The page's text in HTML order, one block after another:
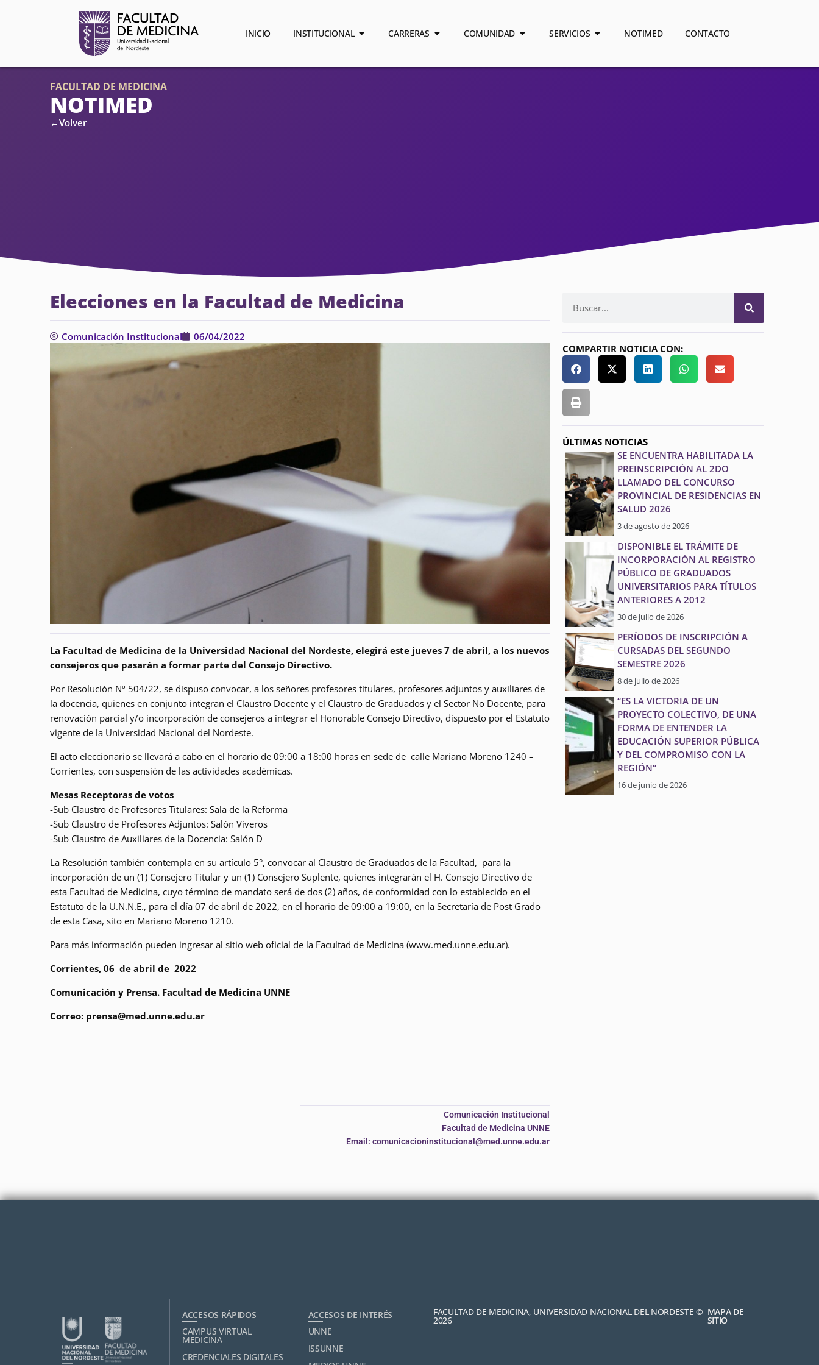
INICIO INSTITUCIONAL CARRERAS COMUNIDAD SERVICIOS NOTIMED CONTACTO
FACULTAD DE MEDICINA
NOTIMED
←Volver
Elecciones en la Facultad de Medicina
Comunicación Institucional 06/04/2022
La Facultad de Medicina de la Universidad Nacional del Nordeste, elegirá este jueves 7 de abril, a los nuevos
consejeros que pasarán a formar parte del Consejo Directivo.
Por Resolución Nº 504/22, se dispuso convocar, a los señores profesores titulares, profesores adjuntos y auxiliares de
la docencia, quienes en conjunto integran el Claustro Docente y el Claustro de Graduados y el Sector No Docente, para
renovación parcial y/o incorporación de consejeros a integrar el Honorable Consejo Directivo, dispuesto por el Estatuto
vigente de la Universidad Nacional del Nordeste.
El acto eleccionario se llevará a cabo en el horario de 09:00 a 18:00 horas en sede de calle Mariano Moreno 1240 –
Corrientes, con suspensión de las actividades académicas.
Mesas Receptoras de votos
-Sub Claustro de Profesores Titulares: Sala de la Reforma
-Sub Claustro de Profesores Adjuntos: Salón Viveros
-Sub Claustro de Auxiliares de la Docencia: Salón D
La Resolución también contempla en su artículo 5°, convocar al Claustro de Graduados de la Facultad, para la
incorporación de un (1) Consejero Titular y un (1) Consejero Suplente, quienes integrarán el H. Consejo Directivo de
esta Facultad de Medicina, cuyo término de mandato será de dos (2) años, de conformidad con lo establecido en el
Estatuto de la U.N.N.E., para el día 07 de abril de 2022, en el horario de 09:00 a 19:00, en la Secretaría de Post Grado
de esta Casa, sito en Mariano Moreno 1210.
Para más información pueden ingresar al sitio web oficial de la Facultad de Medicina (www.med.unne.edu.ar).
Corrientes, 06 de abril de 2022
Comunicación y Prensa. Facultad de Medicina UNNE
Correo: prensa@med.unne.edu.ar
Comunicación Institucional
Facultad de Medicina UNNE
Email: comunicacioninstitucional@med.unne.edu.ar
COMPARTIR NOTICIA CON:
ÚLTIMAS NOTICIAS
SE ENCUENTRA HABILITADA LA
PREINSCRIPCIÓN AL 2DO
LLAMADO DEL CONCURSO
PROVINCIAL DE RESIDENCIAS EN
SALUD 2026
3 de agosto de 2026
DISPONIBLE EL TRÁMITE DE
INCORPORACIÓN AL REGISTRO
PÚBLICO DE GRADUADOS
UNIVERSITARIOS PARA TÍTULOS
ANTERIORES A 2012
30 de julio de 2026
PERÍODOS DE INSCRIPCIÓN A
CURSADAS DEL SEGUNDO
SEMESTRE 2026
8 de julio de 2026
“ES LA VICTORIA DE UN
PROYECTO COLECTIVO, DE UNA
FORMA DE ENTENDER LA
EDUCACIÓN SUPERIOR PÚBLICA
Y DEL COMPROMISO CON LA
REGIÓN”
16 de junio de 2026
ACCESOS RÁPIDOS
CAMPUS VIRTUAL
MEDICINA
CREDENCIALES DIGITALES
ACCESOS DE INTERÉS
UNNE
ISSUNNE
FACULTAD DE MEDICINA, UNIVERSIDAD NACIONAL DEL NORDESTE ©
2026
MAPA DE
SITIO